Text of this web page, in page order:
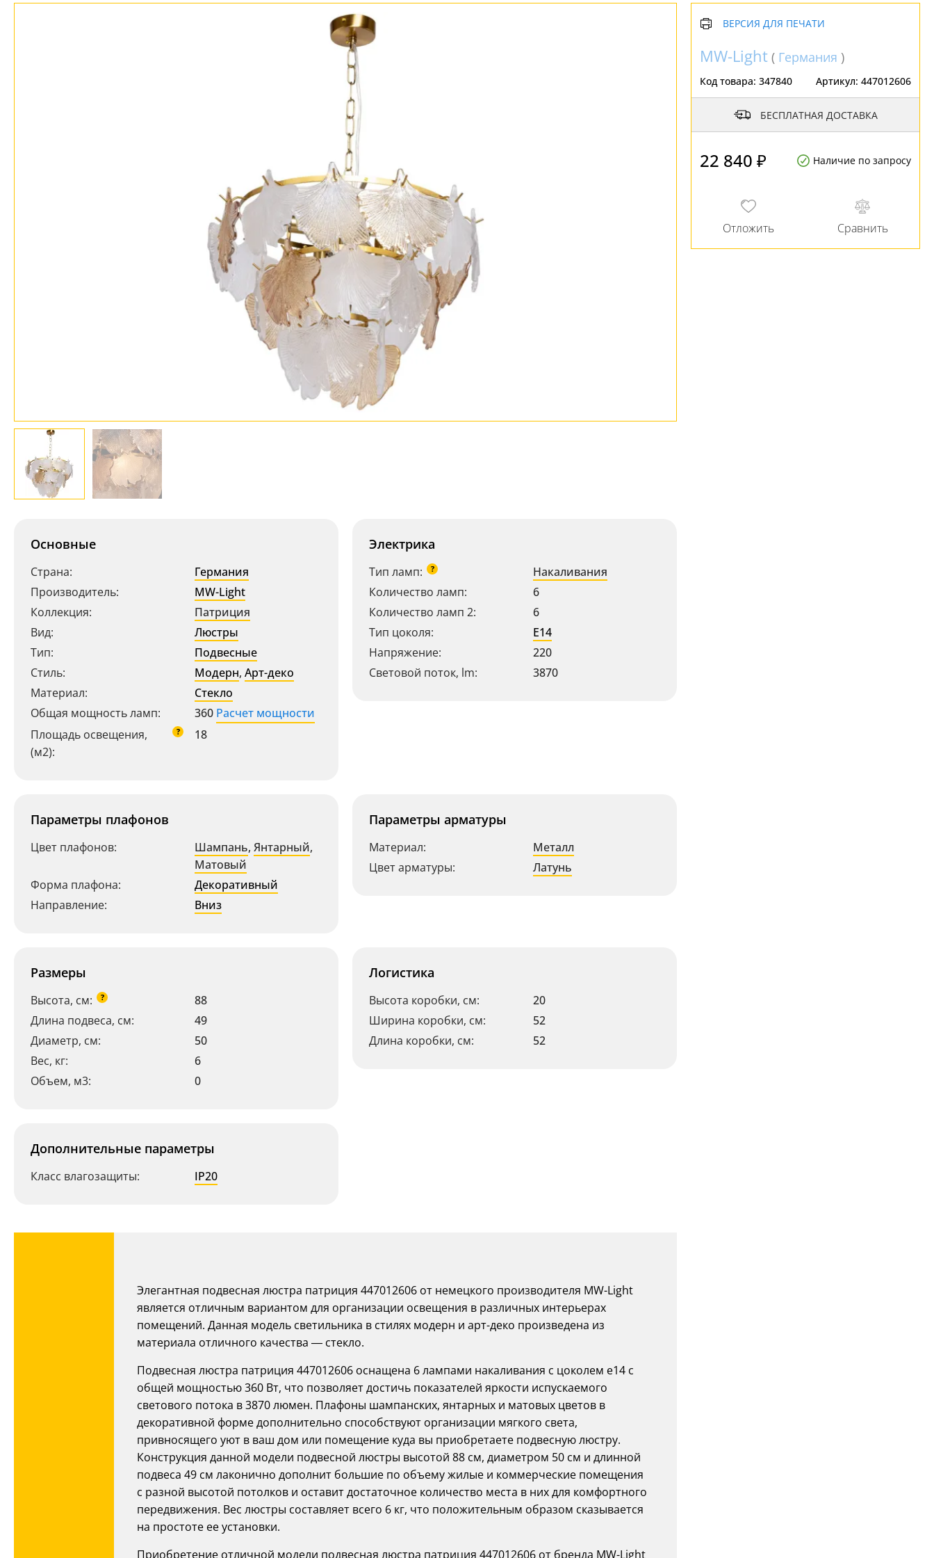
Москва
- бесплатно по России
- бесплатная доставка
Флористика
Прозрачные
Хром
Черные
Основные
Страна:
Германия
Производитель:
MW-Light
Коллекция:
Патриция
Вид:
Люстры
Тип:
Подвесные
Стиль:
Модерн, Арт-деко
Материал:
Стекло
Общая мощность ламп:
360 Расчет мощности
Площадь освещения,
(м2):
? 18
Электрика
Тип ламп: ?
Накаливания
Количество ламп:
6
Количество ламп 2:
6
Тип цоколя:
E14
Напряжение:
220
Световой поток, lm:
3870
Параметры плафонов
Цвет плафонов: Шампань, Янтарный,
Матовый
Форма плафона:
Декоративный
Направление:
Вниз
Параметры арматуры
Материал:
Металл
Цвет арматуры:
Латунь
Размеры
Высота, см: ?
88
Длина подвеса, см:
49
Диаметр, см:
50
Вес, кг:
6
Объем, м3:
0
Логистика
Высота коробки, см:
20
Ширина коробки, см:
52
Длина коробки, см:
52
Дополнительные параметры
Класс влагозащиты: IP20
Элегантная подвесная люстра патриция 447012606 от немецкого производителя MW-Light
является отличным вариантом для организации освещения в различных интерьерах
помещений. Данная модель светильника в стилях модерн и арт-деко произведена из
материала отличного качества — стекло.
Подвесная люстра патриция 447012606 оснащена 6 лампами накаливания с цоколем e14 с
общей мощностью 360 Вт, что позволяет достичь показателей яркости испускаемого
светового потока в 3870 люмен. Плафоны шампанских, янтарных и матовых цветов в
декоративной форме дополнительно способствуют организации мягкого света,
привносящего уют в ваш дом или помещение куда вы приобретаете подвесную люстру.
Конструкция данной модели подвесной люстры высотой 88 см, диаметром 50 см и длинной
подвеса 49 см лаконично дополнит большие по объему жилые и коммерческие помещения
с разной высотой потолков и оставит достаточное количество места в них для комфортного
передвижения. Вес люстры составляет всего 6 кг, что положительным образом сказывается
на простоте ее установки.
Приобретение отличной модели подвесная люстра патриция 447012606 от бренда MW-Light
ВЕРСИЯ ДЛЯ ПЕЧАТИ
MW-Light ( Германия )
Код товара: 347840 Артикул: 447012606
БЕСПЛАТНАЯ ДОСТАВКА
22 840 ₽ Наличие по запросу